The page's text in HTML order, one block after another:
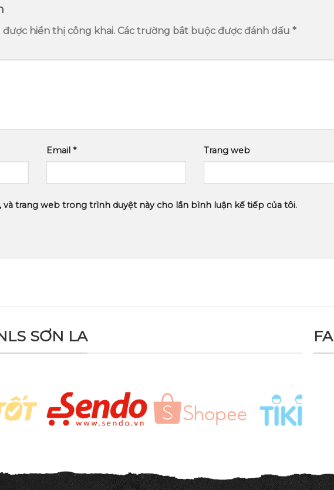
được hiển thị công khai. Các trường bắt buộc được đánh dấu *
Email * Trang web
và trang web trong trình duyệt này cho lần bình luận kế tiếp của tôi.
SƠN LA